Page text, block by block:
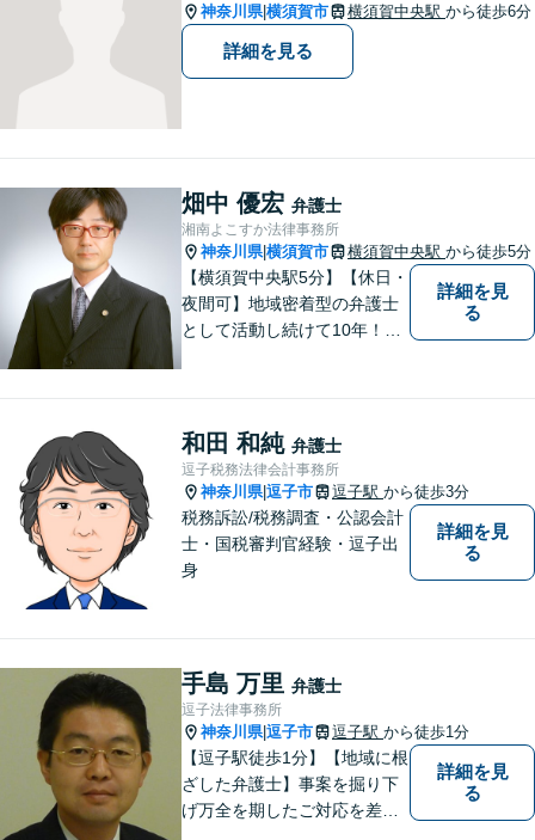
神奈川県|横須賀市 横須賀中央駅 から徒歩6分
詳細を見る
畑中 優宏 弁護士
湘南よこすか法律事務所
神奈川県|横須賀市 横須賀中央駅 から徒歩5分
【横須賀中央駅5分】【休日・
夜間可】地域密着型の弁護士
として活動し続けて10年！豊
可】【女性弁護士在籍】
詳細を見
る
和田 和純 弁護士
逗子税務法律会計事務所
神奈川県|逗子市 逗子駅 から徒歩3分
税務訴訟/税務調査・公認会計
士・国税審判官経験・逗子出
身
詳細を見
る
手島 万里 弁護士
逗子法律事務所
神奈川県|逗子市 逗子駅 から徒歩1分
【逗子駅徒歩1分】【地域に根
ざした弁護士】事案を掘り下
げ万全を期したご対応を差し
詳細を見
る